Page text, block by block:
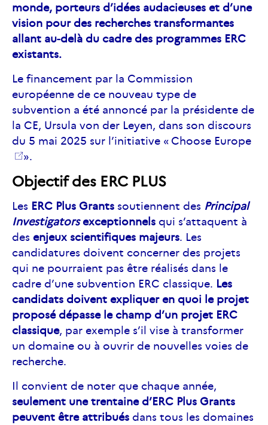
monde, porteurs d’idées audacieuses et d’une
vision pour des recherches transformantes
allant au‑delà du cadre des programmes ERC
existants.
Le financement par la Commission
européenne de ce nouveau type de
subvention a été annoncé par la présidente de
la CE, Ursula von der Leyen, dans son discours
du 5 mai 2025 sur l’initiative « Choose Europe
».
Objectif des ERC PLUS
Les ERC Plus Grants soutiennent des Principal
Investigatorsexceptionnels qui s’attaquent à
des enjeux scientifiques majeurs. Les
candidatures doivent concerner des projets
qui ne pourraient pas être réalisés dans le
cadre d’une subvention ERC classique. Les
candidats doivent expliquer en quoi le projet
proposé dépasse le champ d’un projet ERC
classique, par exemple s’il vise à transformer
un domaine ou à ouvrir de nouvelles voies de
recherche.
Il convient de noter que chaque année,
seulement une trentaine d’ERC Plus Grants
peuvent être attribués dans tous les domaines